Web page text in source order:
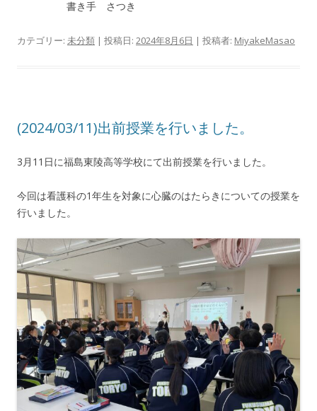
書き手 さつき
カテゴリー: 未分類 | 投稿日: 2024年8月6日 | 投稿者: MiyakeMasao
(2024/03/11)出前授業を行いました。
3月11日に福島東陵高等学校にて出前授業を行いました。
今回は看護科の1年生を対象に心臓のはたらきについての授業を
行いました。